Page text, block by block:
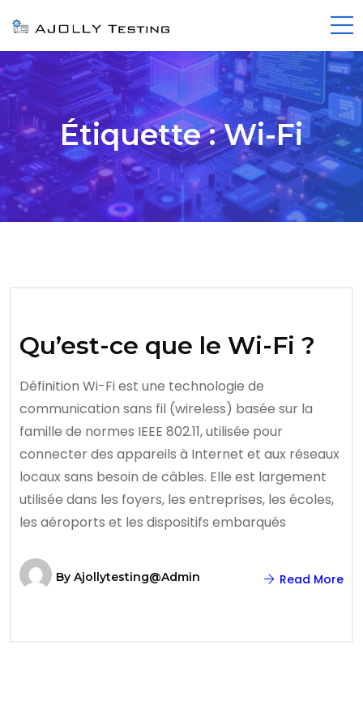
Étiquette :Wi-Fi
Qu’est-ce que le Wi-Fi ?
Définition Wi-Fi est une technologie de
communication sans fil (wireless) basée sur la
famille de normes IEEE 802.11, utilisée pour
connecter des appareils à Internet et aux réseaux
locaux sans besoin de câbles. Elle est largement
utilisée dans les foyers, les entreprises, les écoles,
les aéroports et les dispositifs embarqués
By Ajollytesting@admin Read More